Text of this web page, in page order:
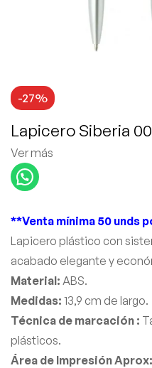
-27%
Lapicero Siberia
Ver más
**Venta mínima 50 unds
Lapicero plástico con
acabado elegante y
Material: ABS.
Medidas: 13,9 cm de largo.
Técnica de marcación :
plásticos.
Área de Impresión Aprox: